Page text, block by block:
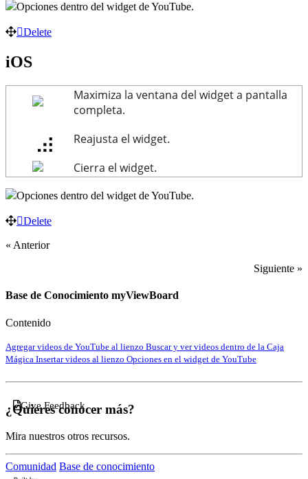
Opciones dentro del widget de YouTube.
Delete
iOS
Maximiza la ventana del widget a pantalla
completa.
Reajusta el widget.
Cierra el widget.
Opciones dentro del widget de YouTube.
Delete
« Anterior
Siguiente »
Base de Conocimiento myViewBoard
Contenido
Agregar videos de YouTube al lienzo Buscar y ver videos dentro de la Caja
Mágica Insertar videos al lienzo Opciones en el widget de YouTube
Give Feedback
¿Quieres conocer más?
Mira nuestros otros recursos.
Comunidad Base de conocimiento